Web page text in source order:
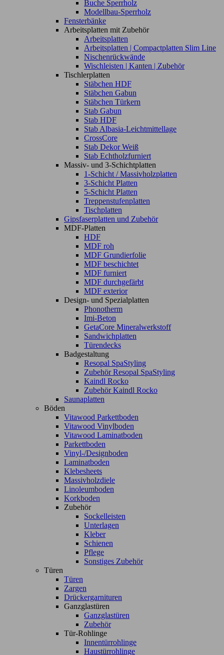
Buche Sperrholz
Modellbau-Sperrholz
Fensterbänke
Arbeitsplatten mit Zubehör
Arbeitsplatten
Arbeitsplatten | Compactplatten Slim Line
Nischenrückwände
Wischleisten | Kanten | Zubehör
Tischlerplatten
Stäbchen HDF
Stäbchen Gabun
Stäbchen Türkern
Stab Gabun
Stab HDF
Stab Albasia-Leichtmittellage
CrossCore
Stab Dekor Weiß
Stab Echtholzfurniert
Massiv- und 3-Schichtplatten
1-Schicht / Massivholzplatten
3-Schicht Platten
5-Schicht Platten
Treppenstufenplatten
Tischplatten
Gipsfaserplatten und Zubehör
MDF-Platten
HDF
MDF roh
MDF Grundierfolie
MDF beschichtet
MDF furniert
MDF durchgefärbt
MDF exterior
Design- und Spezialplatten
Phonotherm
Imi-Beton
GetaCore Mineralwerkstoff
Sandwichplatten
Türendecks
Badgestaltung
Resopal SpaStyling
Zubehör Resopal SpaStyling
Kaindl Rocko
Zubehör Kaindl Rocko
Saunaplatten
Böden
Vitawood Parkettboden
Vitawood Vinylboden
Vitawood Laminatboden
Parkettboden
Vinyl-/Designboden
Laminatboden
Klebesheets
Massivholzdiele
Linoleumboden
Korkboden
Zubehör
Sockelleisten
Unterlagen
Kleber
Schienen
Pflege
Sonstiges Zubehör
Türen
Türen
Zargen
Drückergarnituren
Ganzglastüren
Ganzglastüren
Zubehör
Tür-Rohlinge
Innentürrohlinge
Haustürrohlinge